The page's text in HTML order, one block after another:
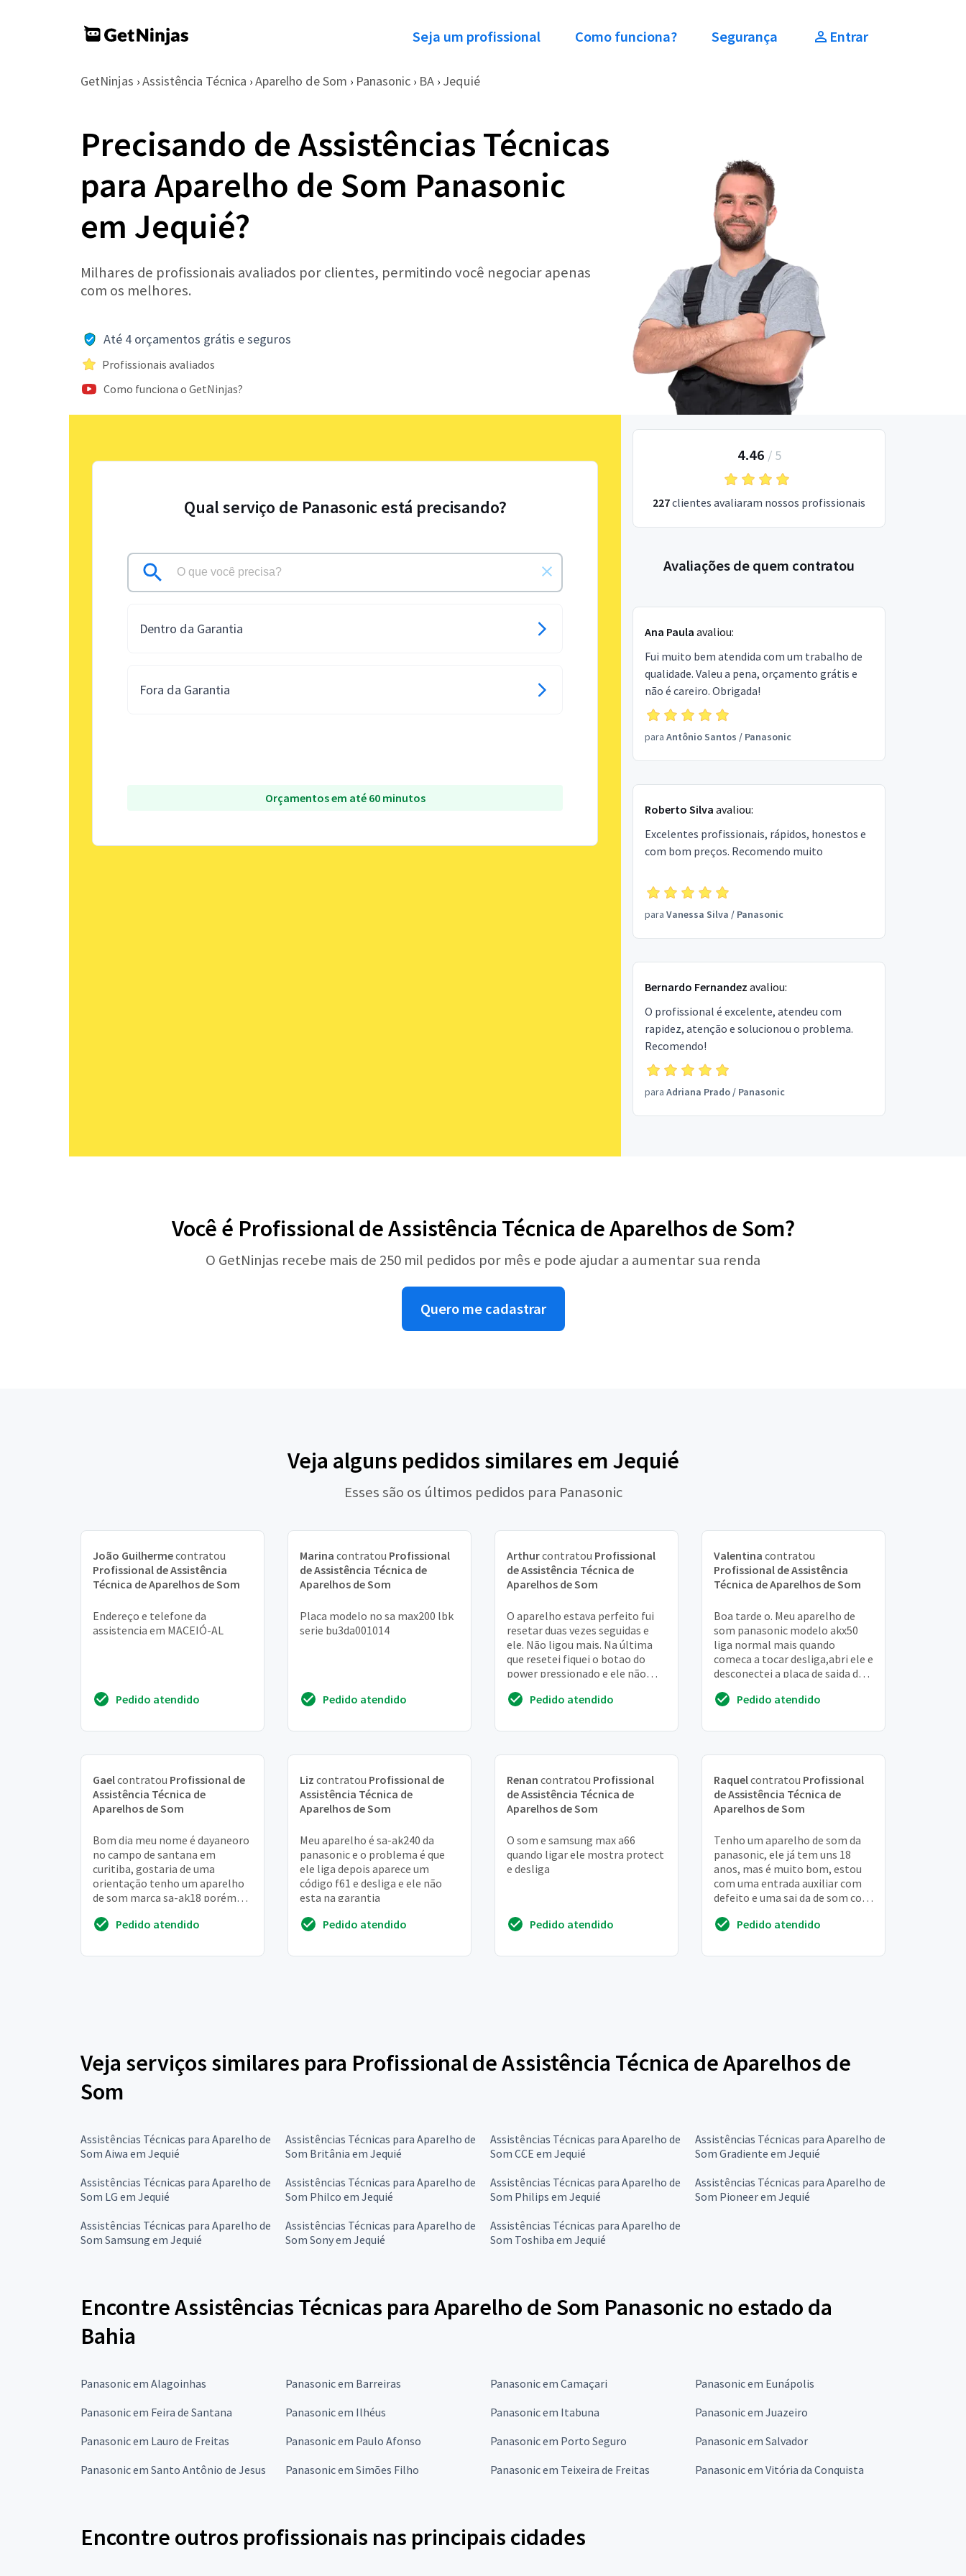
Seja um profissional Como funciona? Segurança Entrar
GetNinjas › Assistência Técnica › Aparelho de Som › Panasonic › BA › Jequié
Precisando de Assistências Técnicas
para Aparelho de Som Panasonic
em Jequié?
Milhares de profissionais avaliados por clientes, permitindo você negociar apenas
com os melhores.
Até 4 orçamentos grátis e seguros
Profissionais avaliados
Como funciona o GetNinjas?
Qual serviço de Panasonic está precisando?
Dentro da Garantia
Fora da Garantia
Orçamentos em até 60 minutos
4.46 / 5
227clientes avaliaram nossos profissionais
Avaliações de quem contratou
Ana Paula avaliou:
Fui muito bem atendida com um trabalho de
qualidade. Valeu a pena, orçamento grátis e
não é careiro. Obrigada!
para Antônio Santos / Panasonic
Roberto Silva avaliou:
Excelentes profissionais, rápidos, honestos e
com bom preços. Recomendo muito
para Vanessa Silva / Panasonic
Bernardo Fernandez avaliou:
O profissional é excelente, atendeu com
rapidez, atenção e solucionou o problema.
Recomendo!
para Adriana Prado/ Panasonic
Você é Profissional de Assistência Técnica de Aparelhos de Som?
O GetNinjas recebe mais de 250 mil pedidos por mês e pode ajudar a aumentar sua renda
Quero me cadastrar
Veja alguns pedidos similares em Jequié
Esses são os últimos pedidos para Panasonic
João Guilhermecontratou
Profissional de Assistência
Técnica de Aparelhos de Som
Endereço e telefone da
assistencia em MACEIÓ-AL
Pedido atendido
Marina contratou Profissional
de Assistência Técnica de
Aparelhos de Som
Placa modelo no sa max200 lbk
serie bu3da001014
Pedido atendido
Arthurcontratou Profissional
de Assistência Técnica de
Aparelhos de Som
O aparelho estava perfeito fui
resetar duas vezes seguidas e
ele. Não ligou mais. Na última
que resetei fiquei o botao do
power pressionado e ele não
Pedido atendido
Valentina contratou
Profissional de Assistência
Técnica de Aparelhos de Som
Boa tarde o. Meu aparelho de
som panasonic modelo akx50
liga normal mais quando
comeca a tocar desliga,abri ele e
desconectei a placa de saida de
quando colo...
Pedido atendido
Gaelcontratou Profissional de
Assistência Técnica de
Aparelhos de Som
Bom dia meu nome é dayaneoro
no campo de santana em
curitiba, gostaria de uma
orientação tenho um aparelho
de som marca sa-ak18 porém
gostaria de saber se tem con...
Pedido atendido
Liz contratou Profissional de
Assistência Técnica de
Aparelhos de Som
Meu aparelho é sa-ak240 da
panasonic e o problema é que
ele liga depois aparece um
código f61 e desliga e ele não
esta na garantia
Pedido atendido
Renan contratou Profissional
de Assistência Técnica de
Aparelhos de Som
O som e samsung max a66
quando ligar ele mostra protect
e desliga
Pedido atendido
Raquelcontratou Profissional
de Assistência Técnica de
Aparelhos de Som
Tenho um aparelho de som da
panasonic, ele já tem uns 18
anos, mas é muito bom, estou
com uma entrada auxiliar com
defeito e uma sai da de som com
só aumen...
Pedido atendido
Veja serviços similares para Profissional de Assistência Técnica de Aparelhos de
Som
Assistências Técnicas para Aparelho de
Som Aiwa em Jequié
Assistências Técnicas para Aparelho de
Som Britânia em Jequié
Assistências Técnicas para Aparelho de
Som CCE em Jequié
Assistências Técnicas para Aparelho de
Som Gradiente em Jequié
Assistências Técnicas para Aparelho de
Som LG em Jequié
Assistências Técnicas para Aparelho de
Som Philco em Jequié
Assistências Técnicas para Aparelho de
Som Philips em Jequié
Assistências Técnicas para Aparelho de
Som Pioneer em Jequié
Assistências Técnicas para Aparelho de
Som Samsung em Jequié
Assistências Técnicas para Aparelho de
Som Sony em Jequié
Assistências Técnicas para Aparelho de
Som Toshiba em Jequié
Encontre Assistências Técnicas para Aparelho de Som Panasonic no estado da
Bahia
Panasonic em Alagoinhas Panasonic em Barreiras Panasonic em Camaçari
Panasonic em Eunápolis
Panasonic em Feira de Santana
Panasonic em Ilhéus Panasonic em Itabuna
Panasonic em Juazeiro
Panasonic em Lauro de Freitas
Panasonic em Paulo Afonso Panasonic em Porto Seguro
Panasonic em Salvador
Panasonic em Santo Antônio de Jesus
Panasonic em Simões Filho Panasonic em Teixeira de Freitas Panasonic em Vitória da Conquista
Encontre outros profissionais nas principais cidades